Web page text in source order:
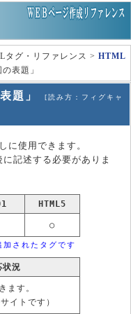
タグ・リファレンス > HTML
表題」
題」
[読み方：フィグキャ
に使用できます。
記述する必要がありま
HTML5
○
されたタグです
状況
ます。
イトです）